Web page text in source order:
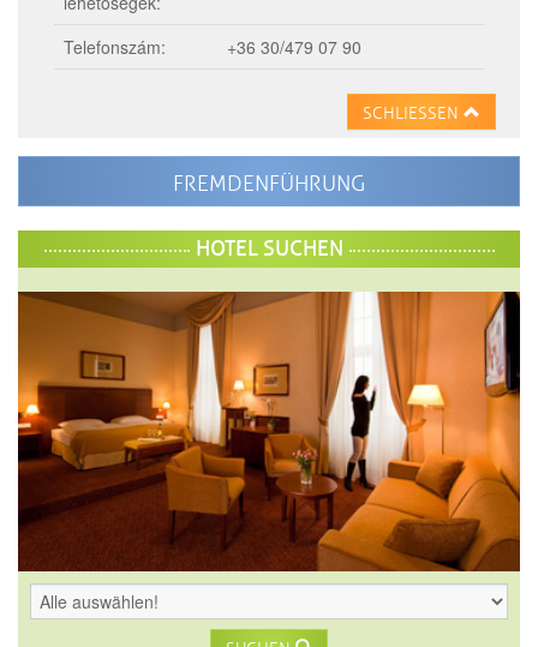
Telefonszám: +36 30/479 07 90
SCHLIESSEN
FREMDENFÜHRUNG
HOTEL SUCHEN